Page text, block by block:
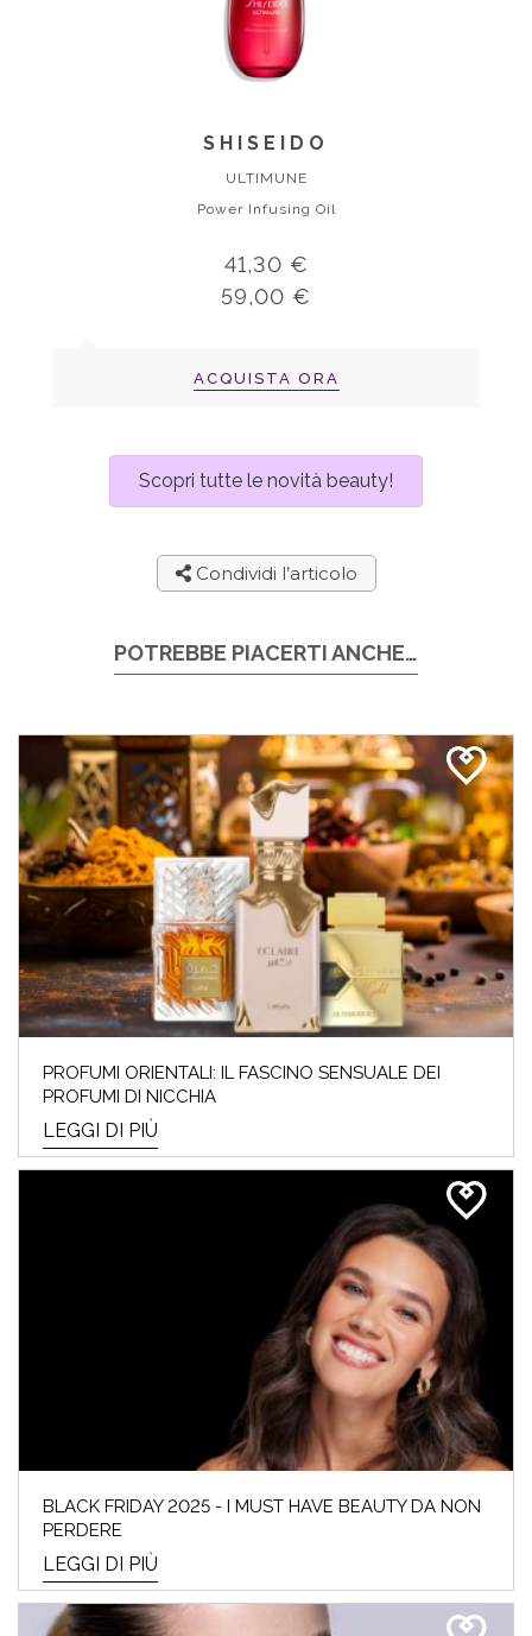
SHISEIDO
ULTIMUNE
Power Infusing Oil
41,30 €
59,00 €
ACQUISTA ORA
Scopri tutte le novità beauty!
Condividi l’articolo
POTREBBE PIACERTI ANCHE…
PROFUMI ORIENTALI: IL FASCINO SENSUALE DEI
PROFUMI DI NICCHIA
LEGGI DI PIÙ
BLACK FRIDAY 2025 - I MUST HAVE BEAUTY DA NON
PERDERE
LEGGI DI PIÙ